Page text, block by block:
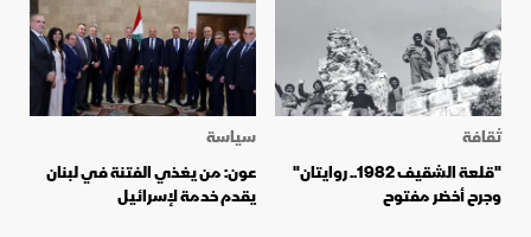
ثقافة
"قلعة الشقيف 1982.. روايتان"
وجرح أخضر مفتوح
سياسة
عون: من يغذي الفتنة في لبنان
يقدم خدمة لإسرائيل